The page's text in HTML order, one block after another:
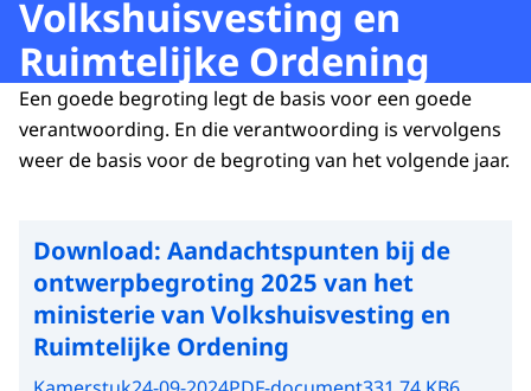
Volkshuisvesting en
Ruimtelijke Ordening
Een goede begroting legt de basis voor een goede
verantwoording. En die verantwoording is vervolgens
weer de basis voor de begroting van het volgende jaar.
Download: Aandachtspunten bij de
ontwerpbegroting 2025 van het
ministerie van Volkshuisvesting en
Ruimtelijke Ordening